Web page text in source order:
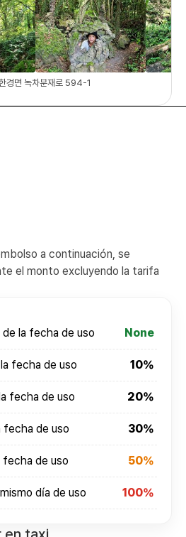
경면 녹차분재로 594-1
a continuación, se
el monto excluyendo la tarifa
la fecha de uso None
fecha de uso 10%
fecha de uso 20%
fecha de uso 30%
fecha de uso 50%
día de uso 100%